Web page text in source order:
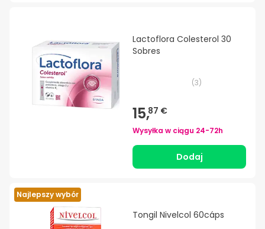
Lactoflora Colesterol 30
Sobres
(3)
15,87 €
Wysyłka w ciągu 24-72h
Dodaj
Najlepszy wybór
Tongil Nivelcol 60cáps